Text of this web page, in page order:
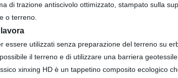
di trazione antiscivolo ottimizzato, stampato sulla
o terreno.
utilizzati senza preparazione del terreno su
il terreno e di utilizzare una barriera
xinxing HD è un tappetino composito ecologico